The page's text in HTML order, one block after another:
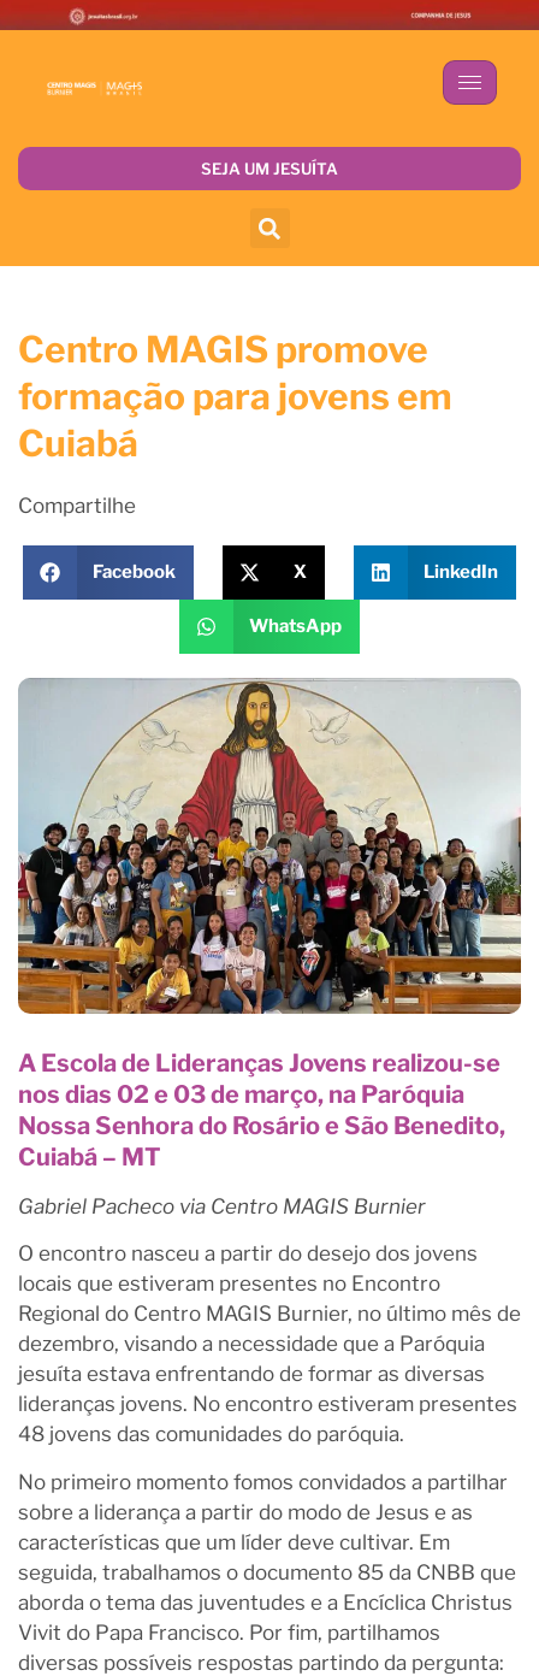
SEJA UM JESUÍTA
Centro MAGIS promove
formação para jovens em
Cuiabá
Compartilhe
Facebook X LinkedIn
WhatsApp
A Escola de Lideranças Jovens realizou-se
nos dias 02 e 03 de março, na Paróquia
Nossa Senhora do Rosário e São Benedito,
Cuiabá – MT
Gabriel Pacheco via Centro MAGIS Burnier
O encontro nasceu a partir do desejo dos jovens
locais que estiveram presentes no Encontro
Regional do Centro MAGIS Burnier, no último mês de
dezembro, visando a necessidade que a Paróquia
jesuíta estava enfrentando de formar as diversas
lideranças jovens. No encontro estiveram presentes
48 jovens das comunidades do paróquia.
No primeiro momento fomos convidados a partilhar
sobre a liderança a partir do modo de Jesus e as
características que um líder deve cultivar. Em
seguida, trabalhamos o documento 85 da CNBB que
aborda o tema das juventudes e a Encíclica Christus
Vivit do Papa Francisco. Por fim, partilhamos
diversas possíveis respostas partindo da pergunta: